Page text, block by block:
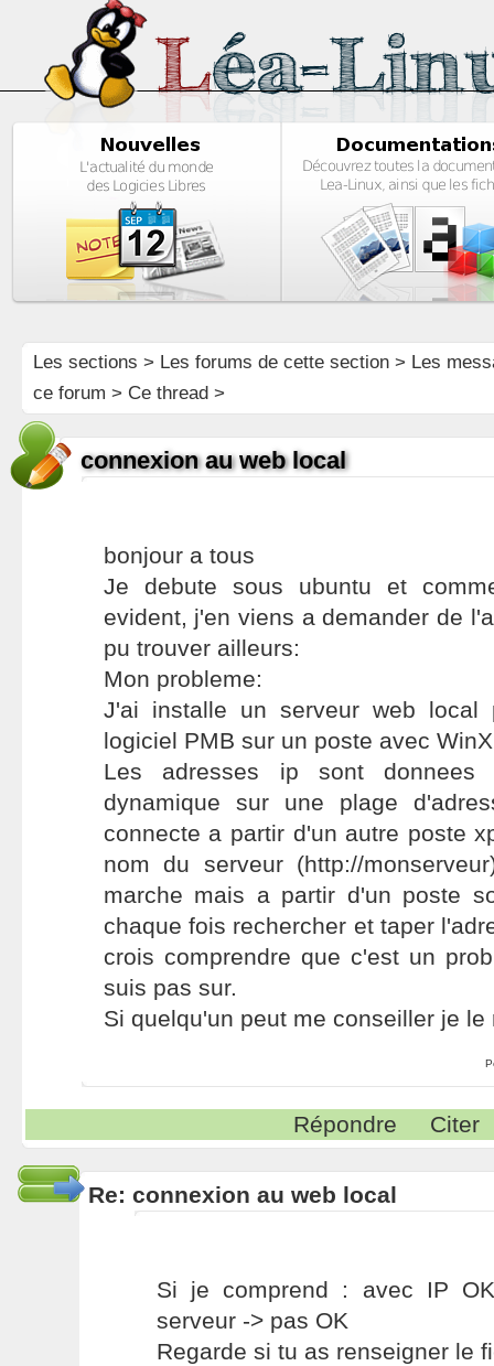
Les sections > Les forums de cette section> Les
ce forum > Ce thread >
connexion au web local
bonjour a tous
Je debute sous ubuntu et
evident, j'en viens a demander de
pu trouver ailleurs:
Mon probleme:
J'ai installe un serveur web local
logiciel PMB sur un poste avec
Les adresses ip sont
dynamique sur une plage
connecte a partir d'un autre poste
nom du serveur (http://
marche mais a partir d'un poste
chaque fois rechercher et taper
crois comprendre que c'est un
suis pas sur.
Si quelqu'un peut me conseiller je
Répondre Citer
Re: connexion au web local
Si je comprend : avec IP
serveur -> pas OK
Regarde si tu as renseigner le